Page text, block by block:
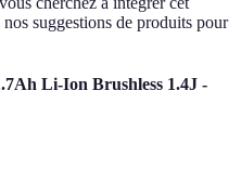
suggestions de produits pour
Li-Ion Brushless 1.4J -